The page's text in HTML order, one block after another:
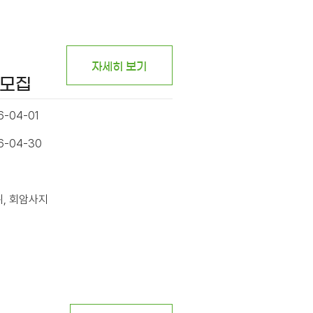
집
자세히 보기
04-01
04-30
회암사지